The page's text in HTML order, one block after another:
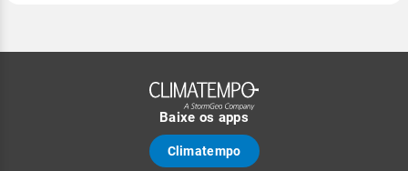
Baixe os apps
Climatempo